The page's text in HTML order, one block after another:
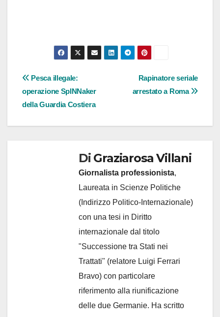
Navigazione
articoli
Rapinatore seriale
arrestato a Roma
Pesca illegale:
operazione SpINNaker
della Guardia Costiera
Di Graziarosa Villani
Giornalista professionista,
Laureata in Scienze Politiche
(Indirizzo Politico-Internazionale)
con una tesi in Diritto
internazionale dal titolo
"Successione tra Stati nei
Trattati" (relatore Luigi Ferrari
Bravo) con particolare
riferimento alla riunificazione
delle due Germanie. Ha scritto